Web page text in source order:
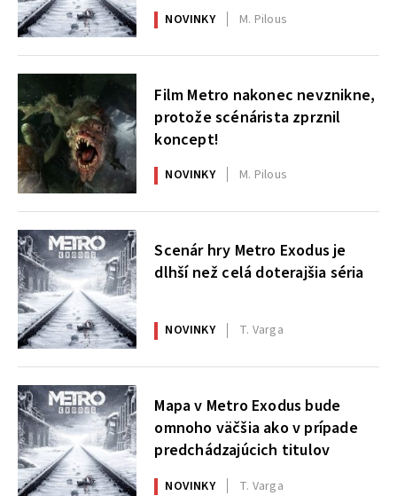
NOVINKY M. Pilous
Film Metro nakonec nevznikne,
protože scénárista zprznil
koncept!
NOVINKY M. Pilous
Scenár hry Metro Exodus je
dlhší než celá doterajšia séria
NOVINKY T. Varga
Mapa v Metro Exodus bude
omnoho väčšia ako v prípade
predchádzajúcich titulov
NOVINKY T. Varga